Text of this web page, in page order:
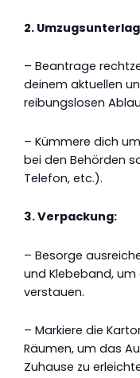
2.
– Beantrage
deinem aktuellen
reibungslosen
– Kümmere dich
bei den Behörden
Telefon, etc.).
3. Verpackung:
– Besorge
und Klebeband, um
verstauen.
– Markiere die
Räumen, um das
Zuhause zu